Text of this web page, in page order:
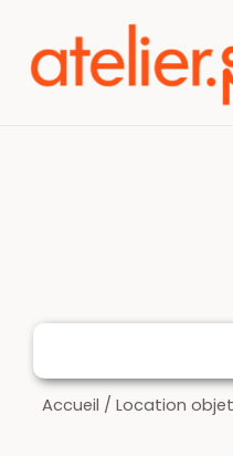
Accueil / Location